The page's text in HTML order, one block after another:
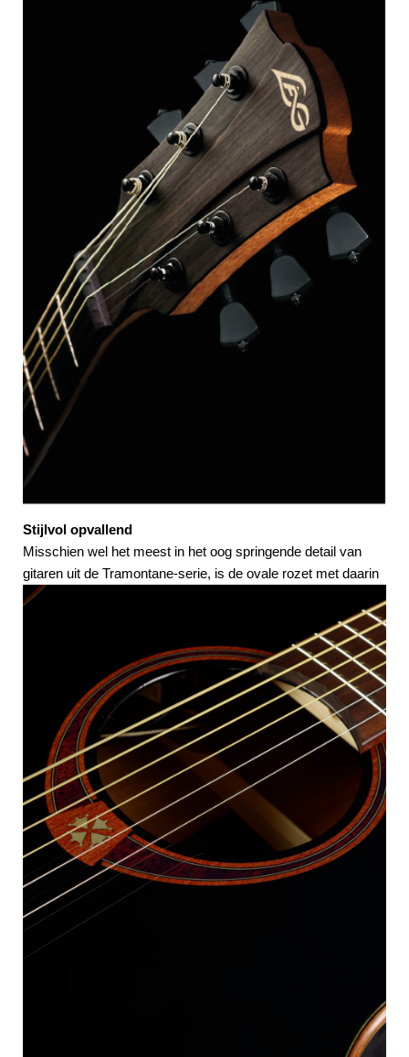
Stijlvol opvallend
Misschien wel het meest in het oog springende detail van
gitaren uit de Tramontane-serie, is de ovale rozet met daarin